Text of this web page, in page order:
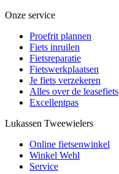
Onze service
Proefrit plannen
Fiets inruilen
Fietsreparatie
Fietswerkplaatsen
Je fiets verzekeren
Alles over de leasefiets
Excellentpas
Lukassen Tweewielers
Online fietsenwinkel
Winkel Wehl
Service